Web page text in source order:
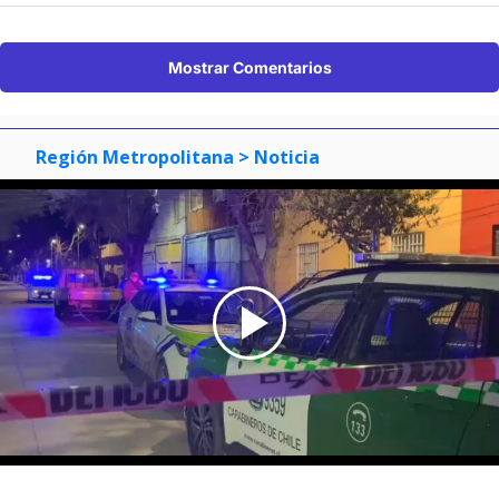
Mostrar Comentarios
Región Metropolitana > Noticia